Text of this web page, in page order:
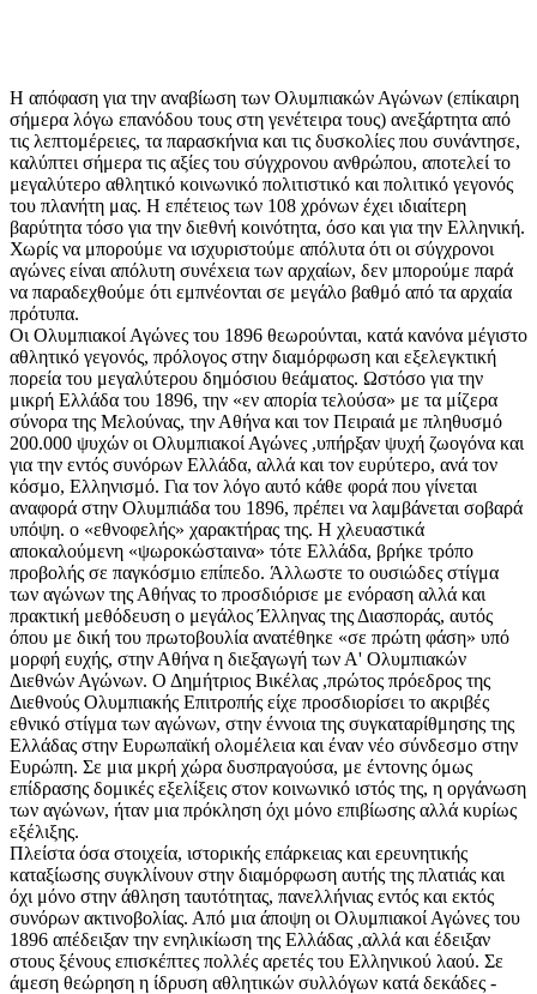
Η απόφαση για την αναβίωση των Ολυμπιακών Αγώνων (επίκαιρη
σήμερα λόγω επανόδου τους στη γενέτειρα τους) ανεξάρτητα από
τις λεπτομέρειες, τα παρασκήνια και τις δυσκoλίες που συνάντησε,
καλύπτει σήμερα τις αξίες του σύγχρονου ανθρώπου, αποτελεί το
μεγαλύτερο αθλητικό κοινωνικό πολιτιστικό και πολιτικό γεγονός
του πλανήτη μας. Η επέτειος των 108 χρόνων έχει ιδιαίτερη
βαρύτητα τόσο για την διεθνή κοινότητα, όσο και για την Ελληνική.
Χωρίς να μπορούμε να ισχυριστούμε απόλυτα ότι οι σύγχρονοι
αγώνες είναι απόλυτη συνέxεια των αρχαίων, δεν μπορούμε παρά
να παραδεχθούμε ότι εμπνέoνται σε μεγάλο βαθμό από τα αρχαία
πρότυπα.
Οι Ολυμπιακοί Αγώνες του 1896 θεωρούνται, κατά κανόνα μέγιστο
αθλητικό γεγονός, πρόλογος στην διαμόρφωση και εξελεγκτική
πορεία του μεγαλύτερου δημόσιου θεάματος. Ωστόσο για την
μικρή Ελλάδα του 1896, την «εν απορία τελούσα» με τα μίζερα
σύνορα της Μελούνας, την Αθήνα και τον Πειραιά με πληθυσμό
200.000 ψυχών οι Ολυμπιακοί Αγώνες ,υπήρξαν ψυχή ζωογόνα και
για την εντός συνόρων Ελλάδα, αλλά και τον ευρύτερο, ανά τον
κόσμο, Ελληνισμό. Για τον λόγo αυτό κάθε φορά που γίνεται
αναφορά στην Ολυμπιάδα του 1896, πρέπει να λαμβάνεται σοβαρά
υπόψη. ο «εθνoφελής» χαρακτήρας της. Η χλευαστικά
αποκαλούμενη «ψωροκώσταινα» τότε Ελλάδα, βρήκε τρόπo
προβολής σε παγκόσμιο επίπεδo. Άλλωστε το ουσιώδες στίγμα
των αγώνων της Αθήνας το προσδιόρισε με ενόραση αλλά και
πρακτική μεθόδευση ο μεγάλος Έλληνας της Διασποράς, αυτός
όπου με δική του πρωτοβουλία ανατέθηκε «σε πρώτη φάση» υπό
μορφή ευχής, στην Αθήνα η διεξαγωγή των Α' Ολυμπιακών
Διεθνών Αγώνων. Ο Δημήτριος Bικέλας ,πρώτος πρόεδρος της
Διεθνούς Ολυμπιακής Επιτροπής είχε προσδιορίσει το ακριβές
εθνικό στίγμα των αγώνων, στην έννoια της συγκαταρίθμησης της
Ελλάδας στην Ευρωπαϊκή ολoμέλεια και έναν νέo σύνδεσμo στην
Ευρώπη. Σε μια μκρή χώρα δυσπραγoύσα, με έντovης όμως
επίδρασης δoμικές εξελίξεις στον κοινωνικό ιστός της, η οργάνωση
των αγώνων, ήταν μια πρόκληση όχι μόνο επιβίωσης αλλά κυρίως
εξέλιξης.
Πλείστα όσα στoιχεία, ιστορικής επάρκειας και ερευνητικής
καταξίωσης συγκλίνoυν στην διαμόρφωση αυτής της πλατιάς και
όχι μόνο στην άθληση ταυτότητας, πανελλήνιας εντός και εκτός
συνόρων ακτινοβολίας. Από μια άποψη οι Oλυμπιακοί Αγώνες του
1896 απέδειξαν την ενηλικίωση της Eλλάδας ,αλλά και έδειξαν
στους ξένους επισκέπτες πολλές αρετές του Ελληνικού λαού. Σε
άμεση θεώρηση η ίδρυση αθλητικών συλλόγων κατά δεκάδες -